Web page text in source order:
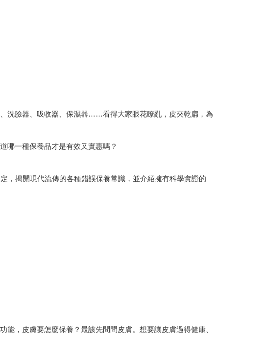
洗臉器、吸收器、保濕器……看得大家眼花瞭亂，皮夾乾扁，為
哪一種保養品才是有效又實惠嗎？
，揭開現代流傳的各種錯誤保養常識，並介紹擁有科學實證的
能，皮膚要怎麼保養？最該先問問皮膚。想要讓皮膚過得健康、